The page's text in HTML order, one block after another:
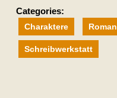
Categories:
Charaktere Roman
Schreibwerkstatt